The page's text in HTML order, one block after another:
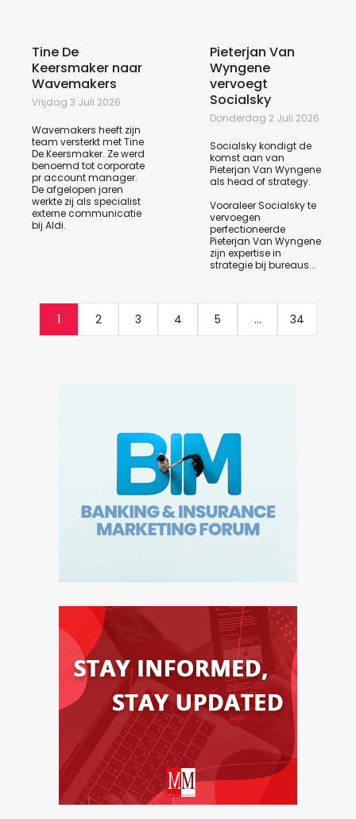
Tine De
Keersmaker naar
Wavemakers
Vrijdag 3 Juli 2026
Wavemakers heeft zijn
team versterkt met Tine
De Keersmaker. Ze werd
benoemd tot corporate
pr account manager.
De afgelopen jaren
werkte zij als specialist
externe communicatie
bij Aldi.
Pieterjan Van
Wyngene
vervoegt
Socialsky
Donderdag 2 Juli 2026
Socialsky kondigt de
komst aan van
Pieterjan Van Wyngene
als head of strategy.
Vooraleer Socialsky te
vervoegen
perfectioneerde
Pieterjan Van Wyngene
zijn expertise in
strategie bij bureaus...
1 2 3 4 5 ... 34